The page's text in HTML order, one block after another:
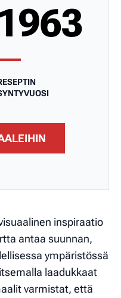
1963
inspiraatio
antaa suunnan,
ympäristössä
laadukkaat
varmistat, että